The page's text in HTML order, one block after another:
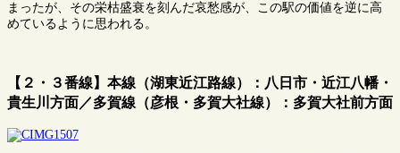
まったが、その栄枯盛衰を刻んだ哀愁感が、この駅の価値を逆に高
めているように思われる。
【２・３番線】本線（湖東近江路線）：八日市・近江八幡・
貴生川方面／多賀線（彦根・多賀大社線）：多賀大社前方面